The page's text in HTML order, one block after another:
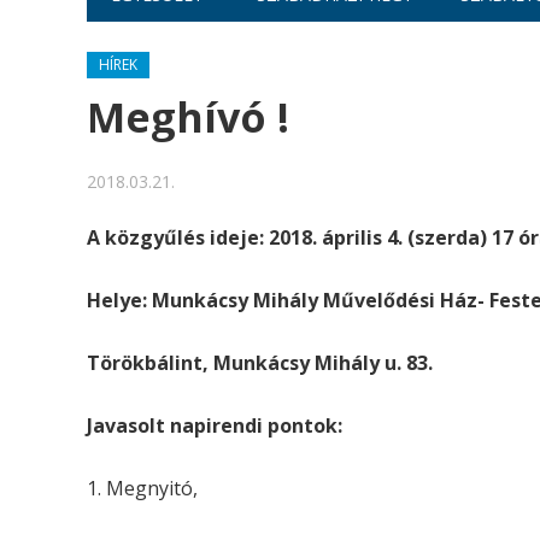
HÍREK
Meghívó !
2018.03.21.
A közgyűlés ideje: 2018. április 4. (szerda) 17
Helye: Munkácsy Mihály Művelődési Ház-
Törökbálint, Munkácsy Mihály u. 83.
Javasolt napirendi pontok:
Megnyitó,